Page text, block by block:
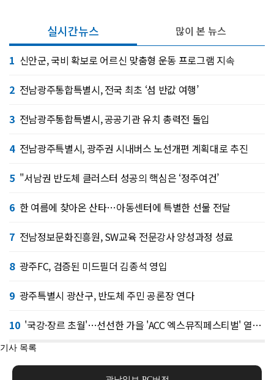
실시간뉴스
1 신안군, 국비 확보로 어르신 맞춤형 운동 프로그램 지속
2 전남광주통합특별시, 전국 최초 ‘섬 반값 여행’
3 전남광주통합특별시, 공공기관 유치 총력전 돌입
4 전남광주특별시, 광주권 시내버스 노선개편 계획대로 추진
5 "서남권 반도체 클러스터 성공의 핵심은 ‘정주여건’
6 한 여름에 찾아온 산타…아동센터에 특별한 선물 전달
7 전남정보문화진흥원, SW교육 전문강사 양성과정 성료
8 광주FC, 검증된 미드필더 김종석 영입
9 광주특별시 광산구, 반도체 주민 공론장 연다
10 '국강·장르 초월'…선선한 가을 'ACC 엑스뮤직페스티벌' 열린다
많이 본 뉴스
기사 목록